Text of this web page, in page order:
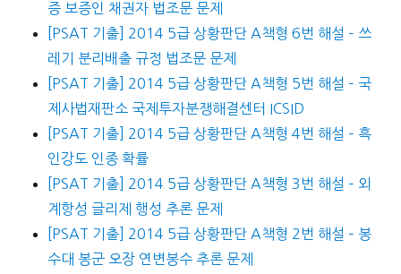
증 보증인 채권자 법조문 문제
[PSAT 기출] 2014 5급 상황판단 A책형 6번 해설 – 쓰
레기 분리배출 규정 법조문 문제
[PSAT 기출] 2014 5급 상황판단 A책형 5번 해설 – 국
제사법재판소 국제투자분쟁해결센터 ICSID
[PSAT 기출] 2014 5급 상황판단 A책형 4번 해설 – 흑
인강도 인종 확률
[PSAT 기출] 2014 5급 상황판단 A책형 3번 해설 – 외
계항성 글리제 행성 추론 문제
[PSAT 기출] 2014 5급 상황판단 A책형 2번 해설 – 봉
수대 봉군 오장 연변봉수 추론 문제